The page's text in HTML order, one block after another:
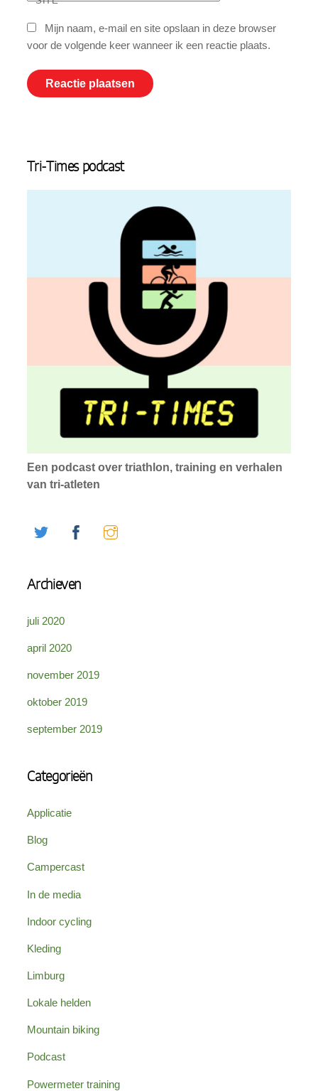
Mijn naam, e-mail en site opslaan in deze browser
voor de volgende keer wanneer ik een reactie plaats.
Tri-Times podcast
Een podcast over triathlon, training en verhalen
van tri-atleten
Twitter Facebook
Archieven
juli 2020
april 2020
november 2019
oktober 2019
september 2019
Categorieën
Applicatie
Blog
Campercast
In de media
Indoor cycling
Kleding
Limburg
Lokale helden
Mountain biking
Podcast
Powermeter training